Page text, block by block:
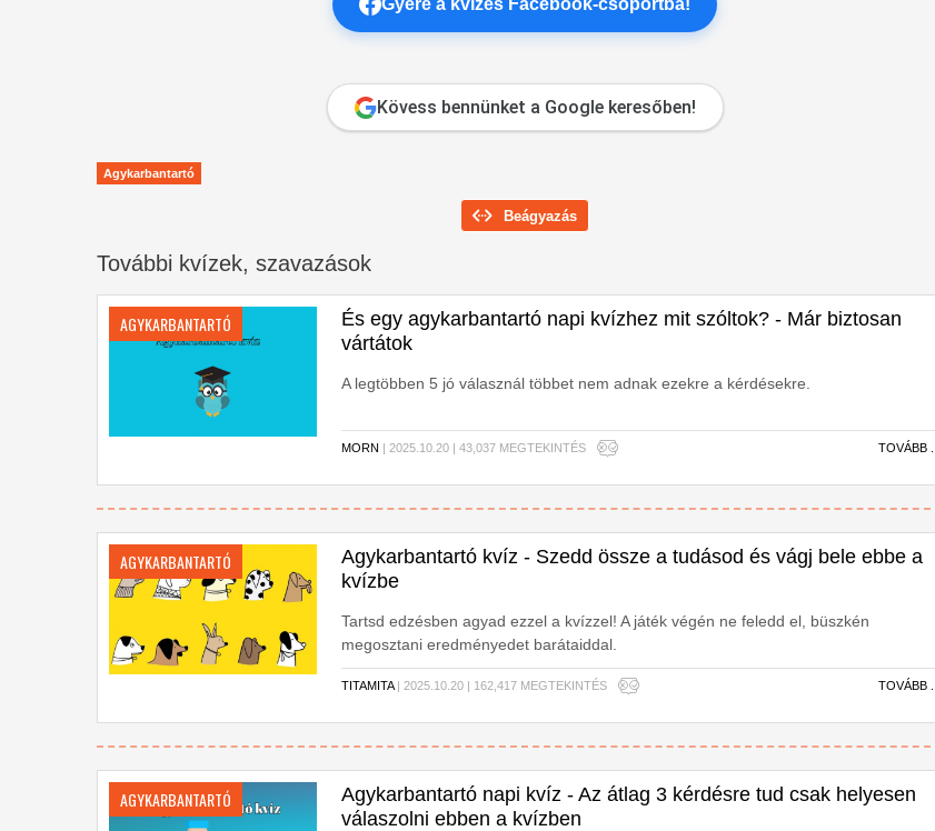
Gyere a kvízes Facebook-csoportba!
Kövess bennünket a Google keresőben!
Agykarbantartó
Beágyazás
További kvízek, szavazások
AGYKARBANTARTÓ
És egy agykarbantartó napi kvízhez mit szóltok? - Már biztosan
vártátok
A legtöbben 5 jó válasznál többet nem adnak ezekre a kérdésekre.
MORN | 2025.10.20 | 43,037 MEGTEKINTÉS TOVÁBB ...
AGYKARBANTARTÓ
Agykarbantartó kvíz - Szedd össze a tudásod és vágj bele ebbe a
kvízbe
Tartsd edzésben agyad ezzel a kvízzel! A játék végén ne feledd el, büszkén
megosztani eredményedet barátaiddal.
TITAMITA| 2025.10.20 | 162,417 MEGTEKINTÉS TOVÁBB ...
AGYKARBANTARTÓ
Agykarbantartó napi kvíz - Az átlag 3 kérdésre tud csak helyesen
válaszolni ebben a kvízben